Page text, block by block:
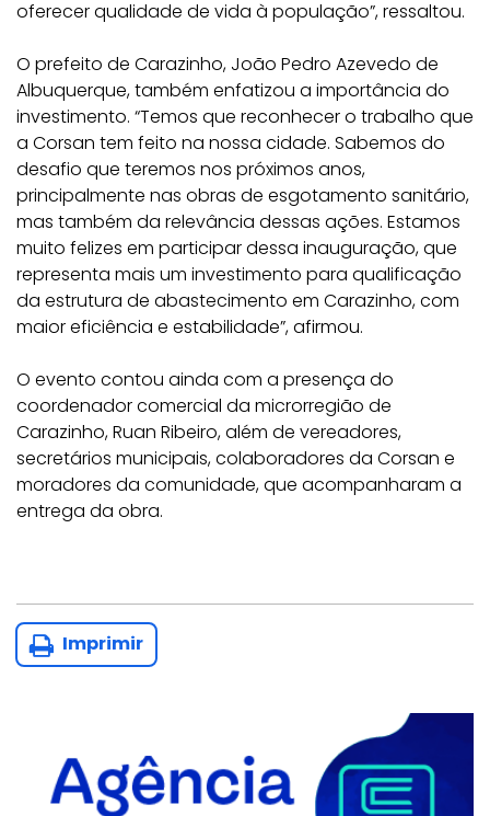
oferecer qualidade de vida à população”, ressaltou.
O prefeito de Carazinho, João Pedro Azevedo de
Albuquerque, também enfatizou a importância do
investimento. “Temos que reconhecer o trabalho que
a Corsan tem feito na nossa cidade. Sabemos do
desafio que teremos nos próximos anos,
principalmente nas obras de esgotamento sanitário,
mas também da relevância dessas ações. Estamos
muito felizes em participar dessa inauguração, que
representa mais um investimento para qualificação
da estrutura de abastecimento em Carazinho, com
maior eficiência e estabilidade”, afirmou.
O evento contou ainda com a presença do
coordenador comercial da microrregião de
Carazinho, Ruan Ribeiro, além de vereadores,
secretários municipais, colaboradores da Corsan e
moradores da comunidade, que acompanharam a
entrega da obra.
Imprimir